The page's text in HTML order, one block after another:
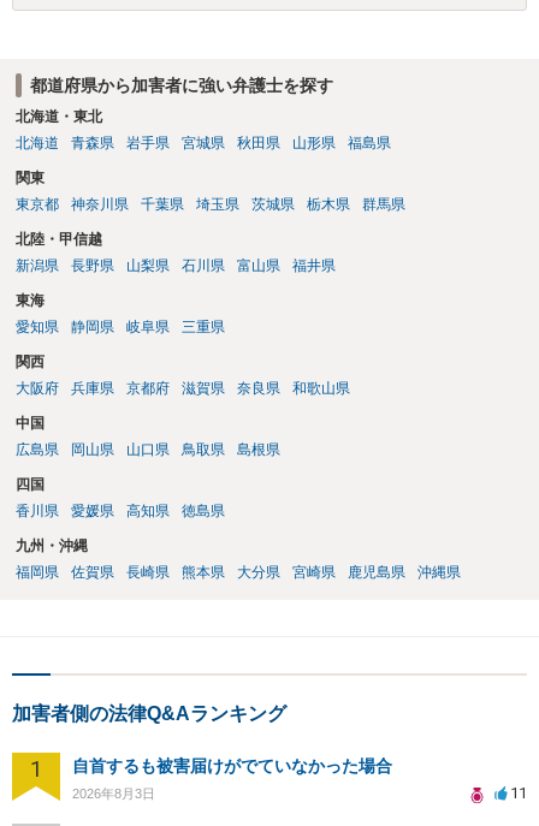
都道府県から加害者に強い弁護士を探す
北海道・東北
北海道
青森県 岩手県 宮城県 秋田県 山形県 福島県
関東
東京都
神奈川県 千葉県 埼玉県 茨城県 栃木県 群馬県
北陸・甲信越
新潟県
長野県 山梨県 石川県 富山県 福井県
東海
愛知県
静岡県 岐阜県 三重県
関西
大阪府
兵庫県 京都府 滋賀県 奈良県 和歌山県
中国
広島県
岡山県 山口県 鳥取県 島根県
四国
香川県
愛媛県 高知県 徳島県
九州・沖縄
福岡県
佐賀県 長崎県 熊本県 大分県 宮崎県 鹿児島県 沖縄県
加害者側の法律Q&Aランキング
1 自首するも被害届けがでていなかった場合
2026年8月3日 11